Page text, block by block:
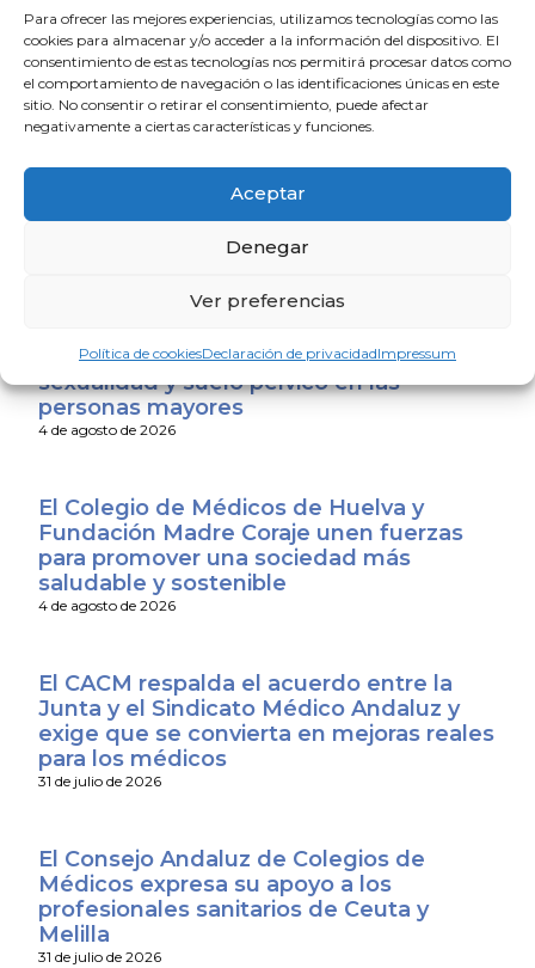
Para ofrecer las mejores experiencias, utilizamos tecnologías como las
cookies para almacenar y/o acceder a la información del dispositivo. El
consentimiento de estas tecnologías nos permitirá procesar datos como
el comportamiento de navegación o las identificaciones únicas en este
sitio. No consentir o retirar el consentimiento, puede afectar
negativamente a ciertas características y funciones.
Aceptar
Denegar
Ver preferencias
Política de cookiesDeclaración de privacidadImpressum
andaluz durante varias legislaturas y ostentó la
Portavocía del Grupo Popular entre 1999 y 2006.
En su labor legislativa, destacan principalmente su
papel como ponente en la reforma del Estatuto de
Racionalización y Sostenibilidad de la Administración
Local y la Ley de Protección y Uso sostenible del
Litoral y de Modificación de la Ley 22/1988.
programación con una charla sobre
sexualidad y suelo pélvico en las
personas mayores
4 de agosto de 2026
El Colegio de Médicos de Huelva y
Fundación Madre Coraje unen fuerzas
para promover una sociedad más
saludable y sostenible
4 de agosto de 2026
El CACM respalda el acuerdo entre la
Junta y el Sindicato Médico Andaluz y
exige que se convierta en mejoras reales
para los médicos
31 de julio de 2026
El Consejo Andaluz de Colegios de
Médicos expresa su apoyo a los
profesionales sanitarios de Ceuta y
Melilla
31 de julio de 2026